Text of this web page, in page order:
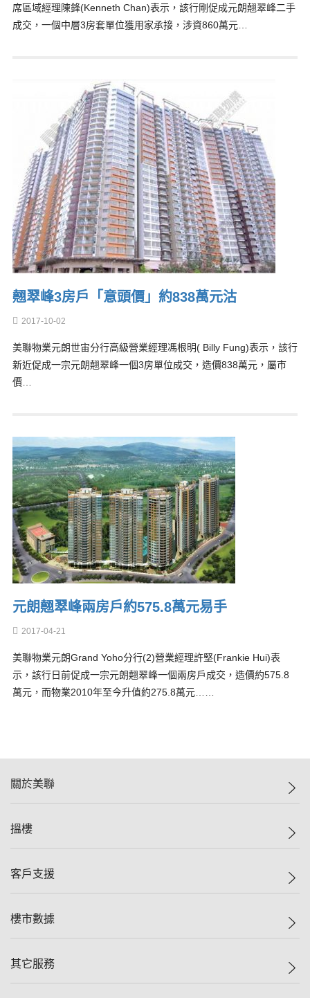
席區域經理陳鋒(Kenneth Chan)表示，該行剛促成元朗翹翠峰二手
成交，一個中層3房套單位獲用家承接，涉資860萬元…
翹翠峰3房戶「意頭價」約838萬元沽
2017-10-02
美聯物業元朗世宙分行高級營業經理馮根明( Billy Fung)表示，該行
新近促成一宗元朗翹翠峰一個3房單位成交，造價838萬元，屬市
價…
元朗翹翠峰兩房戶約575.8萬元易手
2017-04-21
美聯物業元朗Grand Yoho分行(2)營業經理許堅(Frankie Hui)表
示，該行日前促成一宗元朗翹翠峰一個兩房戶成交，造價約575.8
萬元，而物業2010年至今升值約275.8萬元……
關於美聯
美聯集團
人才招募
搵樓
一手新盤
減價
美聯豪宅
獨家樓盤
客戶支援
自助放盤
查詢熱線
樓市數據
樓價指數
其它服務